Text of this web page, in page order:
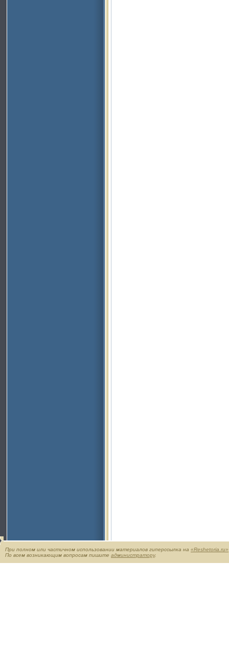
При полном или частичном использовании материалов гиперссылка на «Reshetoria.ru»
По всем возникающим вопросам пишите администратору.